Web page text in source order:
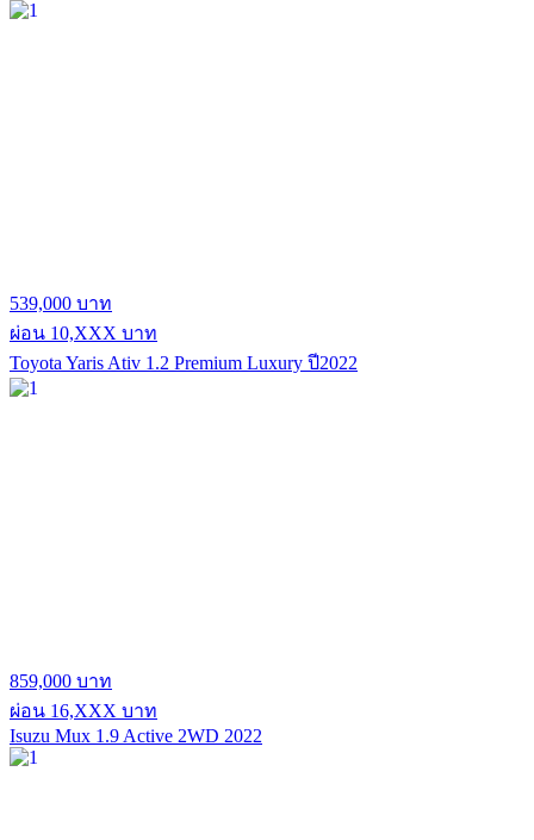
539,000 บาท
ผ่อน 10,XXX บาท
Toyota Yaris Ativ 1.2 Premium Luxury ปี2022
859,000 บาท
ผ่อน 16,XXX บาท
Isuzu Mux 1.9 Active 2WD 2022